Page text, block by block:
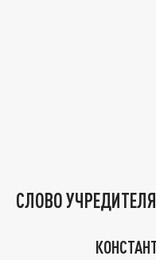
СЛОВО УЧРЕДИТЕЛЯ